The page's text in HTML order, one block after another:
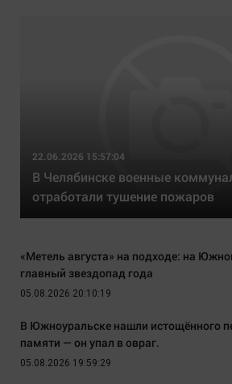
22.06.2026 15:57:04
В Челябинске военные
отработали тушение пожаров
«Метель августа» на подходе: на
главный звездопад года
05.08.2026 20:10:19
В Южноуральске нашли истощённого
памяти — он упал в овраг.
05.08.2026 19:59:29